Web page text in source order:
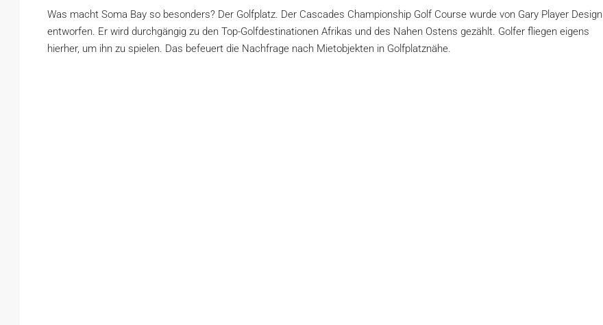
Was macht Soma Bay so besonders? Der Golfplatz. Der Cascades Championship Golf Course wurde von Gary Player Design
entworfen. Er wird durchgängig zu den Top-Golfdestinationen Afrikas und des Nahen Ostens gezählt. Golfer fliegen eigens
hierher, um ihn zu spielen. Das befeuert die Nachfrage nach Mietobjekten in Golfplatznähe.